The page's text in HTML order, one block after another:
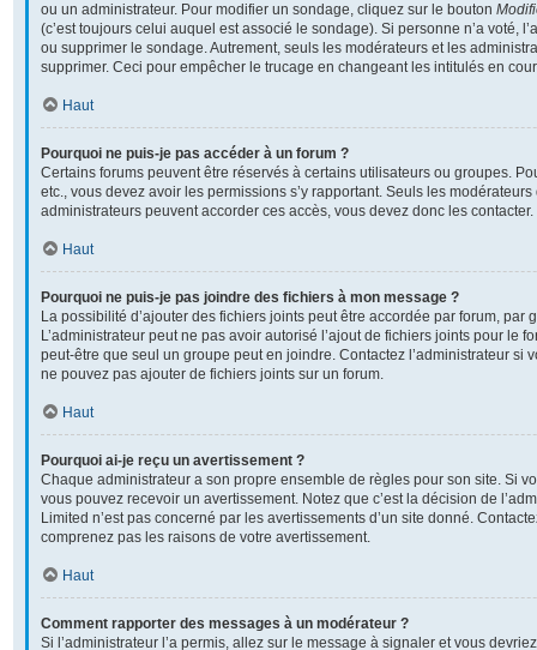
ou un administrateur. Pour modifier un sondage, cliquez sur le bouton
(c’est toujours celui auquel est associé le sondage). Si personne n’a voté,
ou supprimer le sondage. Autrement, seuls les modérateurs et les
supprimer. Ceci pour empêcher le trucage en changeant les intitulés en
Haut
Pourquoi ne puis-je pas accéder à un forum ?
Certains forums peuvent être réservés à certains utilisateurs ou groupes.
etc., vous devez avoir les permissions s’y rapportant. Seuls les
administrateurs peuvent accorder ces accès, vous devez donc les contacter.
Haut
Pourquoi ne puis-je pas joindre des fichiers à mon message ?
La possibilité d’ajouter des fichiers joints peut être accordée par forum, par
L’administrateur peut ne pas avoir autorisé l’ajout de fichiers joints pour le
peut-être que seul un groupe peut en joindre. Contactez l’administrateur si
ne pouvez pas ajouter de fichiers joints sur un forum.
Haut
Pourquoi ai-je reçu un avertissement ?
Chaque administrateur a son propre ensemble de règles pour son site. Si
vous pouvez recevoir un avertissement. Notez que c’est la décision de
Limited n’est pas concerné par les avertissements d’un site donné.
comprenez pas les raisons de votre avertissement.
Haut
Comment rapporter des messages à un modérateur ?
Si l’administrateur l’a permis, allez sur le message à signaler et vous